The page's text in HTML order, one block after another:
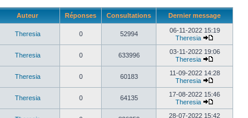
Auteur Réponses Consultations Dernier message
Theresia 0 52994
06-11-2022 15:19
Theresia
Theresia 0 633996
03-11-2022 19:06
Theresia
Theresia 0 60183
11-09-2022 14:28
Theresia
Theresia 0 64135
17-08-2022 15:46
Theresia
28-07-2022 15:42